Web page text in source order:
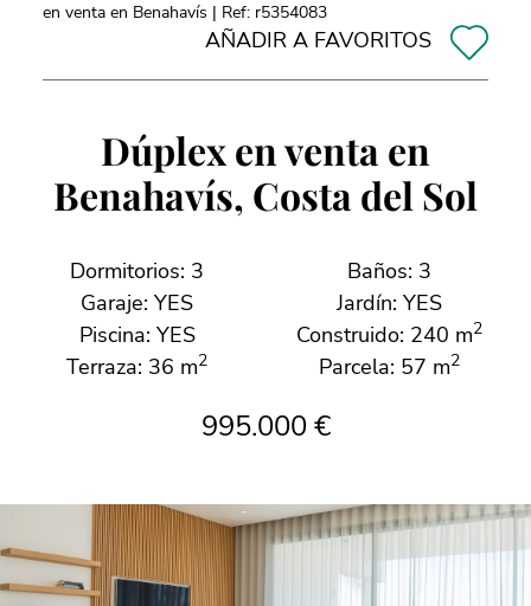
en venta en Benahavís | Ref: r5354083
AÑADIR A FAVORITOS
Dúplex en venta en
Benahavís, Costa del Sol
Dormitorios: 3
Baños: 3
Garaje: YES
Jardín: YES
Piscina: YES
Construido: 240 m2
Terraza: 36 m2 Parcela: 57 m2
995.000 €